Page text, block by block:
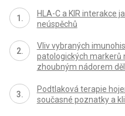
HLA-C a KIR interakce
neúspěchů
Vliv vybraných
patologických markerů
zhoubným nádorem
Podtlaková terapie
současné poznatky a